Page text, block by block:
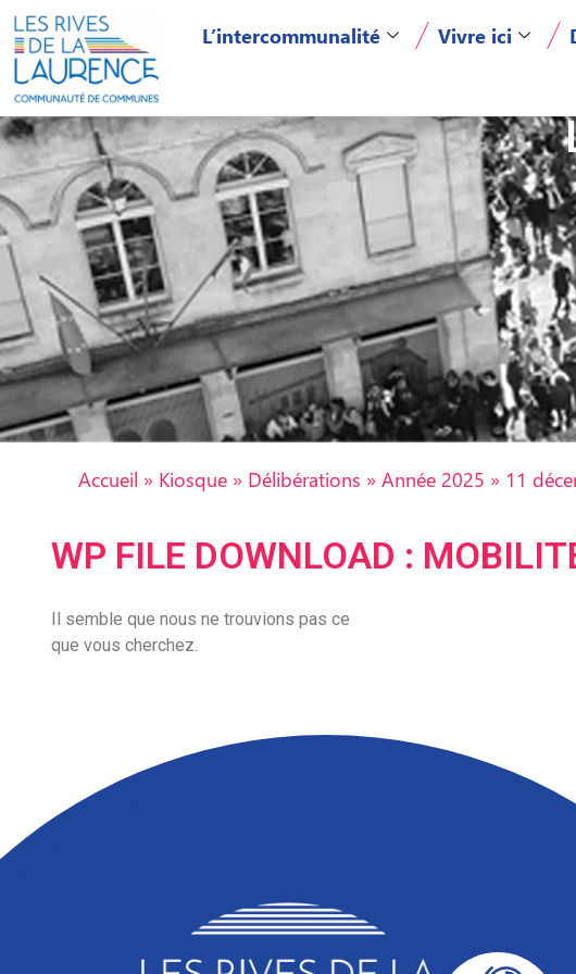
L’intercommunalité Vivre ici
Accueil » Kiosque » Délibérations » Année 2025 » 11
WP FILE DOWNLOAD :
Il semble que nous ne trouvions pas ce
que vous cherchez.